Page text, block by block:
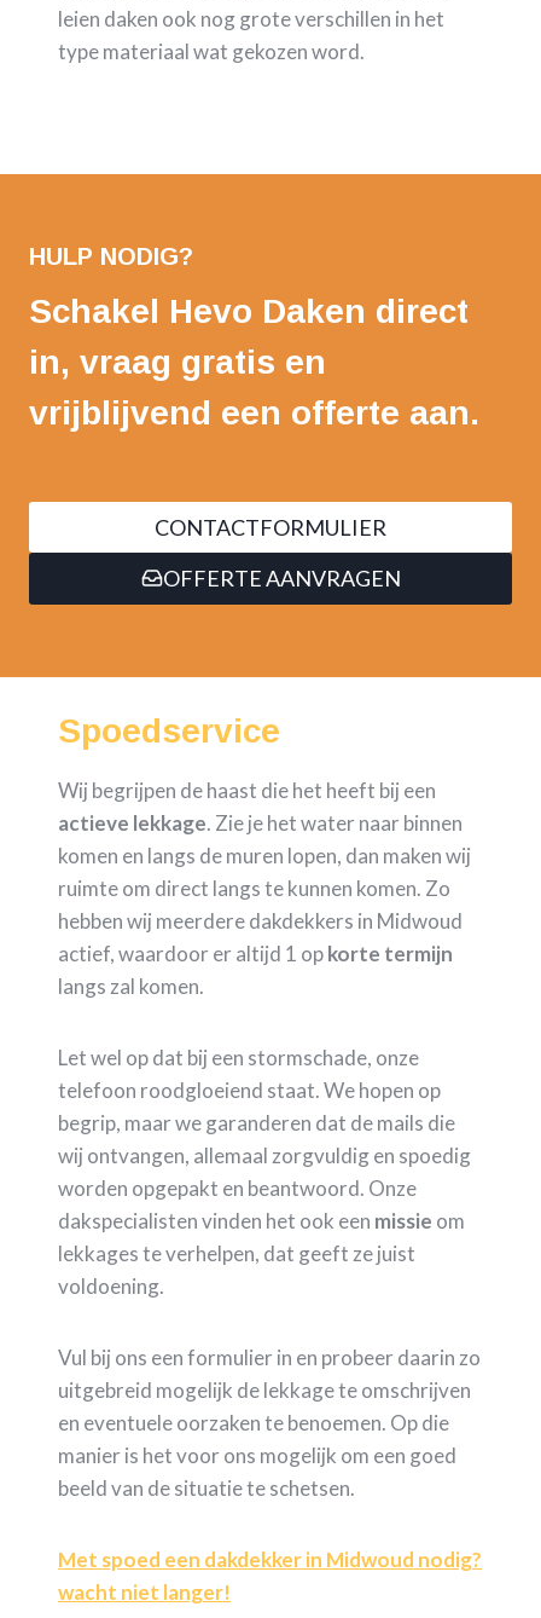
leien daken ook nog grote verschillen in het
type materiaal wat gekozen word.
HULP NODIG?
Schakel Hevo Daken direct
in, vraag gratis en
vrijblijvend een offerte aan.
CONTACTFORMULIER
OFFERTE AANVRAGEN
Spoedservice
Wij begrijpen de haast die het heeft bij een
actieve lekkage. Zie je het water naar binnen
komen en langs de muren lopen, dan maken wij
ruimte om direct langs te kunnen komen. Zo
hebben wij meerdere dakdekkers in Midwoud
actief, waardoor er altijd 1 opkorte termijn
langs zal komen.
Let wel op dat bij een stormschade, onze
telefoon roodgloeiend staat. We hopen op
begrip, maar we garanderen dat de mails die
wij ontvangen, allemaal zorgvuldig en spoedig
worden opgepakt en beantwoord. Onze
dakspecialisten vinden het ook een missie om
lekkages te verhelpen, dat geeft ze juist
voldoening.
Vul bij ons een formulier in en probeer daarin zo
uitgebreid mogelijk de lekkage te omschrijven
en eventuele oorzaken te benoemen. Op die
manier is het voor ons mogelijk om een goed
beeld van de situatie te schetsen.
Met spoed een dakdekker in Midwoud nodig?
wacht niet langer!